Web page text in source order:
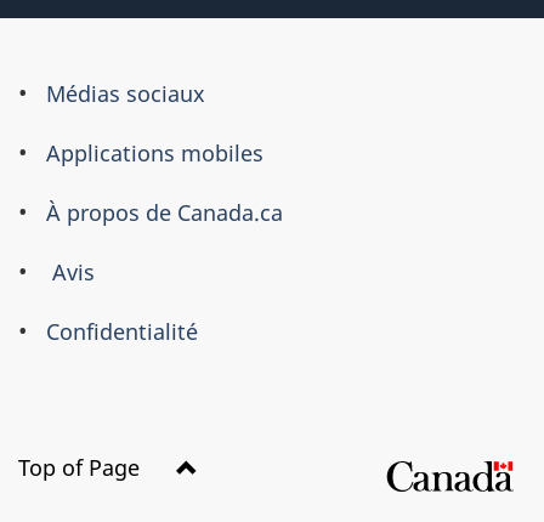
À
propos
ce
site
Médias sociaux
Applications mobiles
À propos de Canada.ca
Avis
Confidentialité
Top of Page